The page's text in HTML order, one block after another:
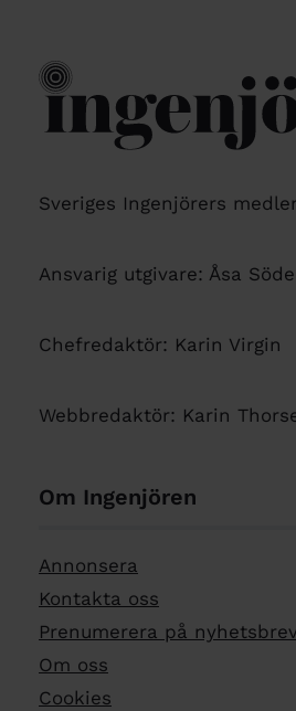
Sveriges Ingenjörers
Ansvarig utgivare: Åsa
Chefredaktör: Karin Virgin
Webbredaktör: Karin
Om Ingenjören
Annonsera
Kontakta oss
Prenumerera på nyhetsbrev
Om oss
Cookies